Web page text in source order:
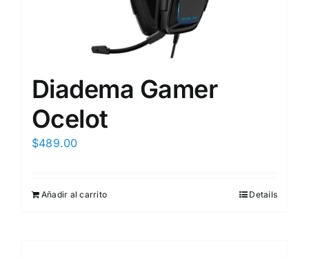
Diadema Gamer
Ocelot
$489.00
Añadir al carrito Details